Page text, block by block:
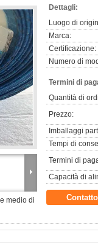
medio di
Dettagli:
Luogo di
Marca:
Certificazione:
Numero di
Termini di
Quantità di
Prezzo:
Imballaggi
Tempi di
Termini di
Capacità di
Contatto